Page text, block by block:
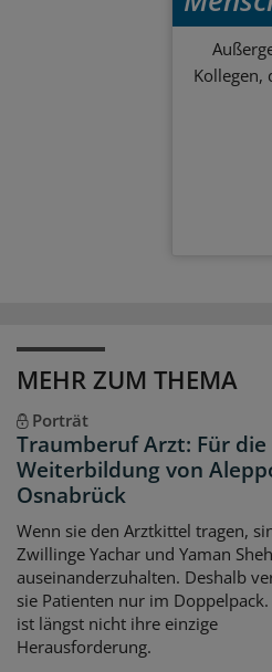
Kollegen,
MEHR ZUM THEMA
Porträt
Traumberuf Arzt: Für die
Weiterbildung von
Osnabrück
Wenn sie den Arztkittel tragen,
Zwillinge Yachar und Yaman
auseinanderzuhalten. Deshalb
sie Patienten nur im
ist längst nicht ihre einzige
Herausforderung.